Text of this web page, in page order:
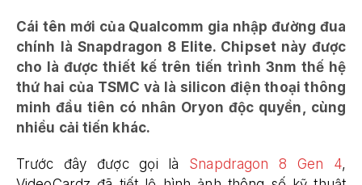
Cái tên mới của Qualcomm gia nhập đường đua
chính là Snapdragon 8 Elite. Chipset này được
cho là được thiết kế trên tiến trình 3nm thế hệ
thứ hai của TSMC và là silicon điện thoại thông
minh đầu tiên có nhân Oryon độc quyền, cùng
nhiều cải tiến khác.
Trước đây được gọi là Snapdragon 8 Gen 4,